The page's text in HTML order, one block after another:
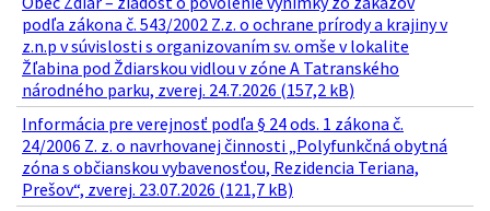
podľa zákona č. 543/2002 Z.z. o ochrane prírody a krajiny v
z.n.p v súvislosti s organizovaním sv. omše v lokalite
Žľabina pod Ždiarskou vidlou v zóne A Tatranského
národného parku, zverej. 24.7.2026 (157,2 kB)
Informácia pre verejnosť podľa § 24 ods. 1 zákona č.
24/2006 Z. z. o navrhovanej činnosti „Polyfunkčná obytná
zóna s občianskou vybavenosťou, Rezidencia Teriana,
Prešov“, zverej. 23.07.2026 (121,7 kB)